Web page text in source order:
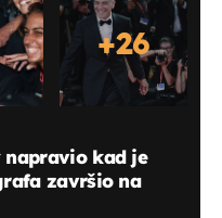
+26
napravio kad je
završio na